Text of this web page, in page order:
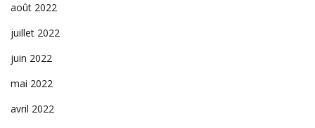
août 2022
juillet 2022
juin 2022
mai 2022
avril 2022